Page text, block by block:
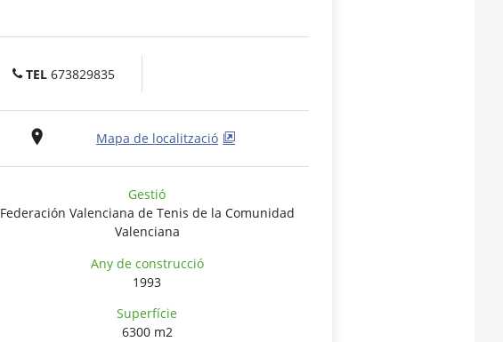
TEL 673829835
Mapa de localització
Gestió
Federación Valenciana de Tenis de la Comunidad
Valenciana
Any de construcció
1993
Superfície
6300 m2